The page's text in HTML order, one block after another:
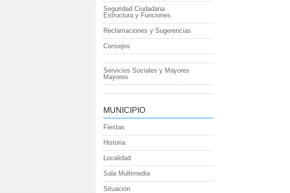
Seguridad Ciudadana
Estructura y Funciones
Reclamaciones y Sugerencias
Consejos
Servicios Sociales y Mayores
Mayores
MUNICIPIO
Fiestas
Historia
Localidad
Sala Multimedia
Situación